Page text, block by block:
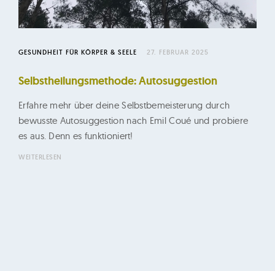
n
e
u
n
GESUNDHEIT FÜR KÖRPER & SEELE 27. FEBRUAR 2025
Selbstheilungsmethode: Autosuggestion
Erfahre mehr über deine Selbstbemeisterung durch
bewusste Autosuggestion nach Emil Coué und probiere
es aus. Denn es funktioniert!
WEITERLESEN